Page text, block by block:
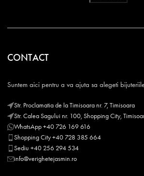
CONTACT
Suntem aici pentru a va ajuta sa alegeti
Str. Proclamatia de la Timisoara nr. 7, Timisoara
Str. Calea Sagului nr. 100, Shopping City,
WhatsApp +40 726 169 616
Shopping City +40 728 385 664
Sediu +40 256 294 534
info@verighetejasmin.ro